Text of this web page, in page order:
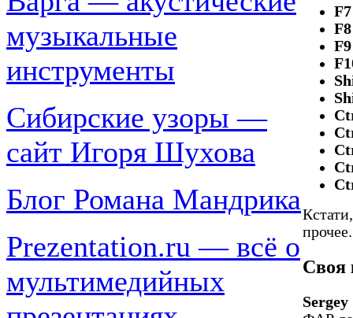
музыкальные
инструменты
Сибирские узоры —
сайт Игоря Шухова
Блог Романа Мандрика
Prezentation.ru — всё о
мультимедийных
F7
F8
F9
прочее.
Своя